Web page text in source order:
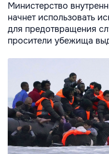
Министерство
начнет использовать
для предотвращения
просители убежища